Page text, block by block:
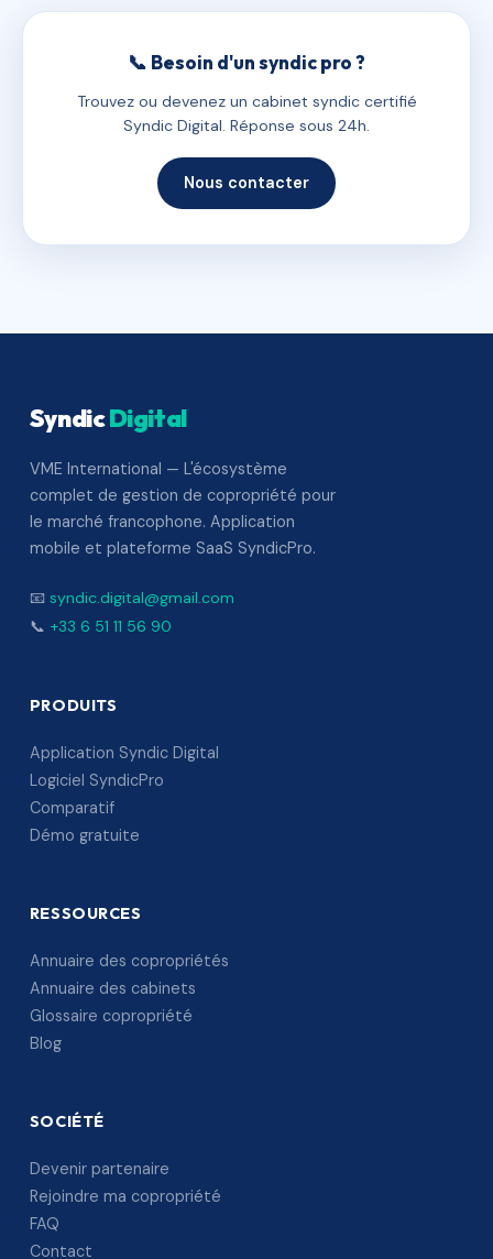
📞 Besoin d'un syndic pro ?
Trouvez ou devenez un cabinet syndic certifié
Syndic Digital. Réponse sous 24h.
Nous contacter
SyndicDigital
VME International — L'écosystème
complet de gestion de copropriété pour
le marché francophone. Application
mobile et plateforme SaaS SyndicPro.
📧 syndic.digital@gmail.com
📞 +33 6 51 11 56 90
PRODUITS
Application Syndic Digital
Logiciel SyndicPro
Comparatif
Démo gratuite
RESSOURCES
Annuaire des copropriétés
Annuaire des cabinets
Glossaire copropriété
Blog
SOCIÉTÉ
Devenir partenaire
Rejoindre ma copropriété
FAQ
Contact